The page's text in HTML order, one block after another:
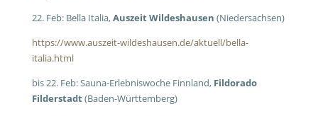
22. Feb: Bella Italia,Auszeit Wildeshausen (Niedersachsen)
https://www.auszeit-wildeshausen.de/aktuell/bella-
italia.html
bis 22. Feb: Sauna-Erlebniswoche Finnland, Fildorado
Filderstadt(Baden-Württemberg)